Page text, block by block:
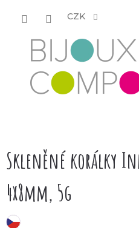
CZK
Skleněné korálky
4x8mm, 5g